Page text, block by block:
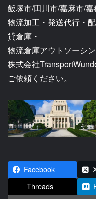
飯塚市/田川市/嘉麻市/
物流加工・発送代行・
貸倉庫・
物流倉庫アウトソーシ
株式会社
ご依頼ください。
Facebook
Threads